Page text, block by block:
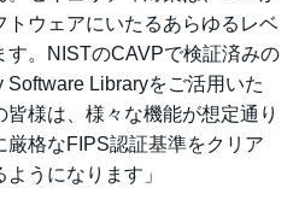
トウェアにいたるあらゆるレベ
す。NISTのCAVPで検証済みの
Software Libraryをご活用いた
様は、様々な機能が想定通り
厳格なFIPS認証基準をクリア
うになります」